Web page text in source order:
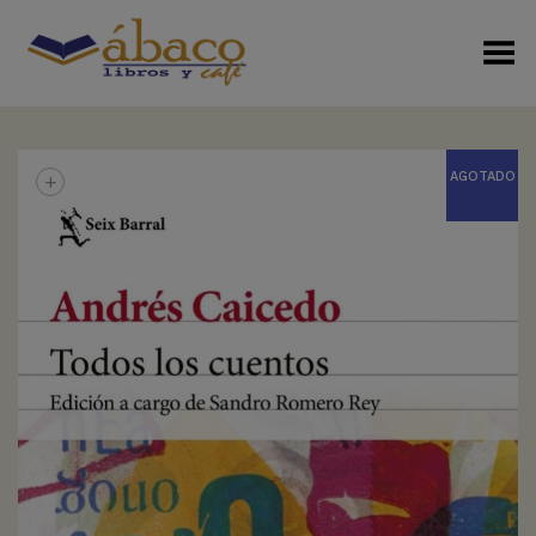
Menú Alterno
AGOTADO
+